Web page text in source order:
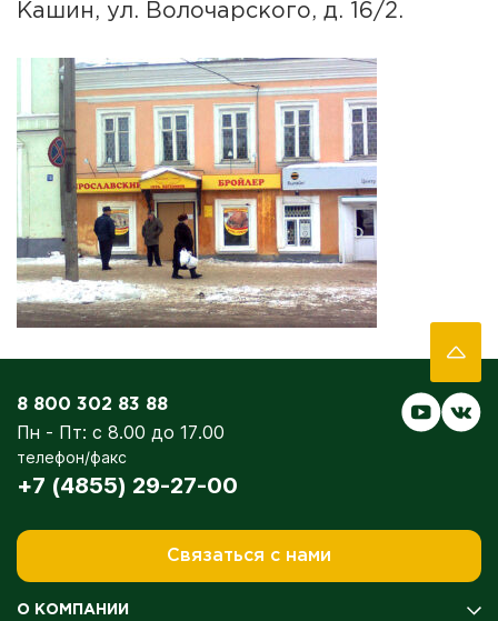
Кашин, ул. Волочарского, д. 16/2.
О КОМПАНИИ
8 800 302 83 88
Пн - Пт: с 8.00 до 17.00
телефон/факс
+7 (4855) 29-27-00
Связаться с нами